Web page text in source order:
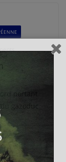
portant
gazoduc